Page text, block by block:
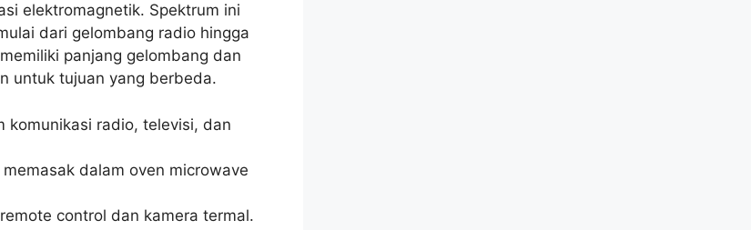
elektromagnetik. Spektrum ini
dari gelombang radio hingga
panjang gelombang dan
untuk tujuan yang berbeda.
komunikasi radio, televisi, dan
dalam oven microwave
control dan kamera termal.